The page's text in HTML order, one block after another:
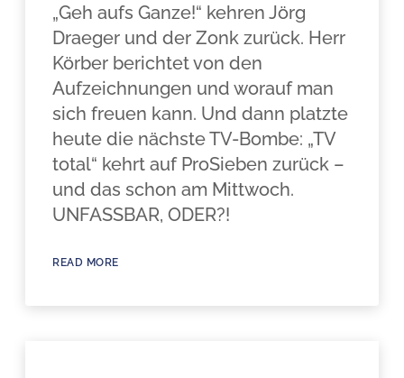
„Geh aufs Ganze!“ kehren Jörg
Draeger und der Zonk zurück. Herr
Körber berichtet von den
Aufzeichnungen und worauf man
sich freuen kann. Und dann platzte
heute die nächste TV-Bombe: „TV
total“ kehrt auf ProSieben zurück –
und das schon am Mittwoch.
UNFASSBAR, ODER?!
READ MORE